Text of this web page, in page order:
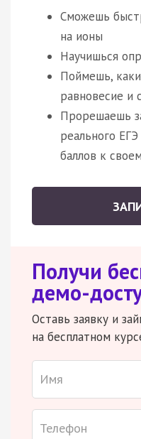
Сможешь
на ионы
Научишься
Поймешь,
равновесие и
Прорешаешь
реального
баллов к
Получи
демо-
Оставь заявку и
на бесплатном